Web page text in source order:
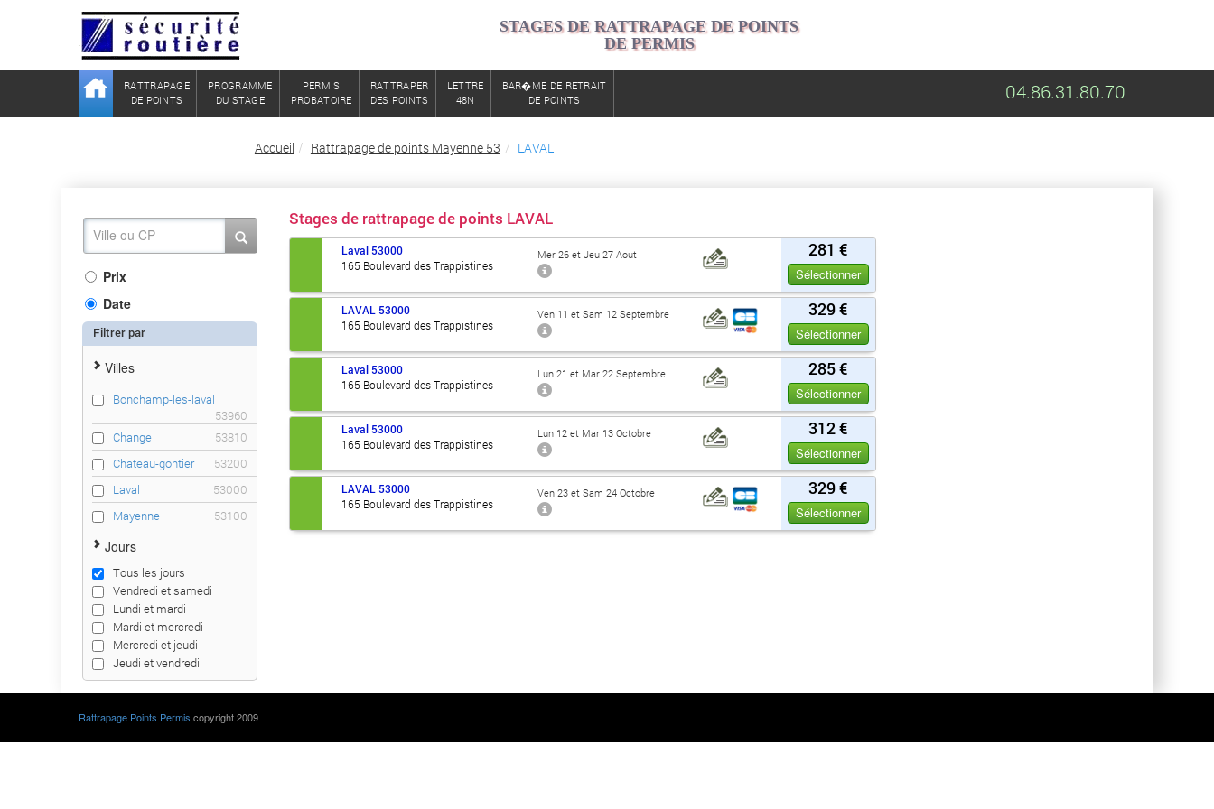
STAGES DE RATTRAPAGE DE POINTS
DE PERMIS
RATTRAPAGE
DE POINTS
PROGRAMME
DU STAGE
PERMIS
PROBATOIRE
RATTRAPER
DES POINTS
LETTRE
48N
BAR�ME DE RETRAIT
DE POINTS
04.86.31.80.70
Accueil Rattrapage de points Mayenne 53 LAVAL
Prix
Date
Filtrer par
Villes
Bonchamp-les-laval
53960
Change
53810
Chateau-gontier
53200
Laval
53000
Mayenne
53100
Jours
Tous les jours
Vendredi et samedi
Lundi et mardi
Mardi et mercredi
Mercredi et jeudi
Jeudi et vendredi
Stages de rattrapage de points LAVAL
281 €
Sélectionner
Laval 53000
165 Boulevard des Trappistines
Mer 26 et Jeu 27 Aout
329 €
Sélectionner
LAVAL 53000
165 Boulevard des Trappistines
Ven 11 et Sam 12 Septembre
285 €
Sélectionner
Laval 53000
165 Boulevard des Trappistines
Lun 21 et Mar 22 Septembre
312 €
Sélectionner
Laval 53000
165 Boulevard des Trappistines
Lun 12 et Mar 13 Octobre
329 €
Sélectionner
LAVAL 53000
165 Boulevard des Trappistines
Ven 23 et Sam 24 Octobre
Rattrapage Points Permis copyright 2009